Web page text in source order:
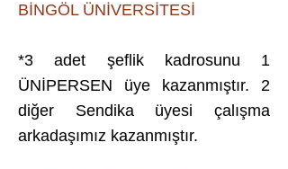
BİNGÖL ÜNİVERSİTESİ
*3 adet şeflik kadrosunu 1
ÜNİPERSEN üye kazanmıştır. 2
diğer Sendika üyesi çalışma
arkadaşımız kazanmıştır.